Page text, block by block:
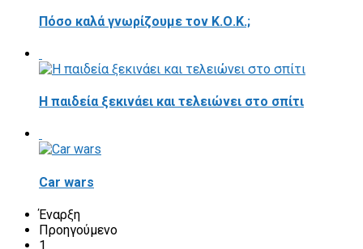
Πόσο καλά γνωρίζουμε τον Κ.Ο.Κ.;
Η παιδεία ξεκινάει και τελειώνει στο σπίτι
Car wars
Έναρξη
Προηγούμενο
1